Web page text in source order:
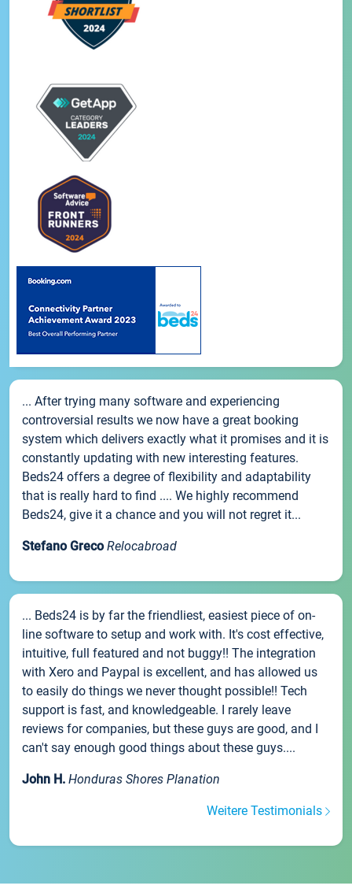
... After trying many software and experiencing
controversial results we now have a great booking
system which delivers exactly what it promises and it is
constantly updating with new interesting features.
Beds24 offers a degree of flexibility and adaptability
that is really hard to find .... We highly recommend
Beds24, give it a chance and you will not regret it...
Stefano Greco Relocabroad
... Beds24 is by far the friendliest, easiest piece of on-
line software to setup and work with. It's cost effective,
intuitive, full featured and not buggy!! The integration
with Xero and Paypal is excellent, and has allowed us
to easily do things we never thought possible!! Tech
support is fast, and knowledgeable. I rarely leave
reviews for companies, but these guys are good, and I
can't say enough good things about these guys....
John H. Honduras Shores Planation
Weitere Testimonials